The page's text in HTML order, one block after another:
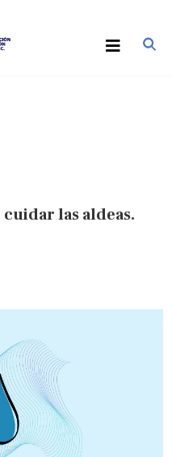
las aldeas.